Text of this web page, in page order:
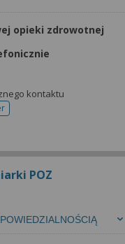
opieki zdrowotnej
kontaktu
do rejestracji
POZ